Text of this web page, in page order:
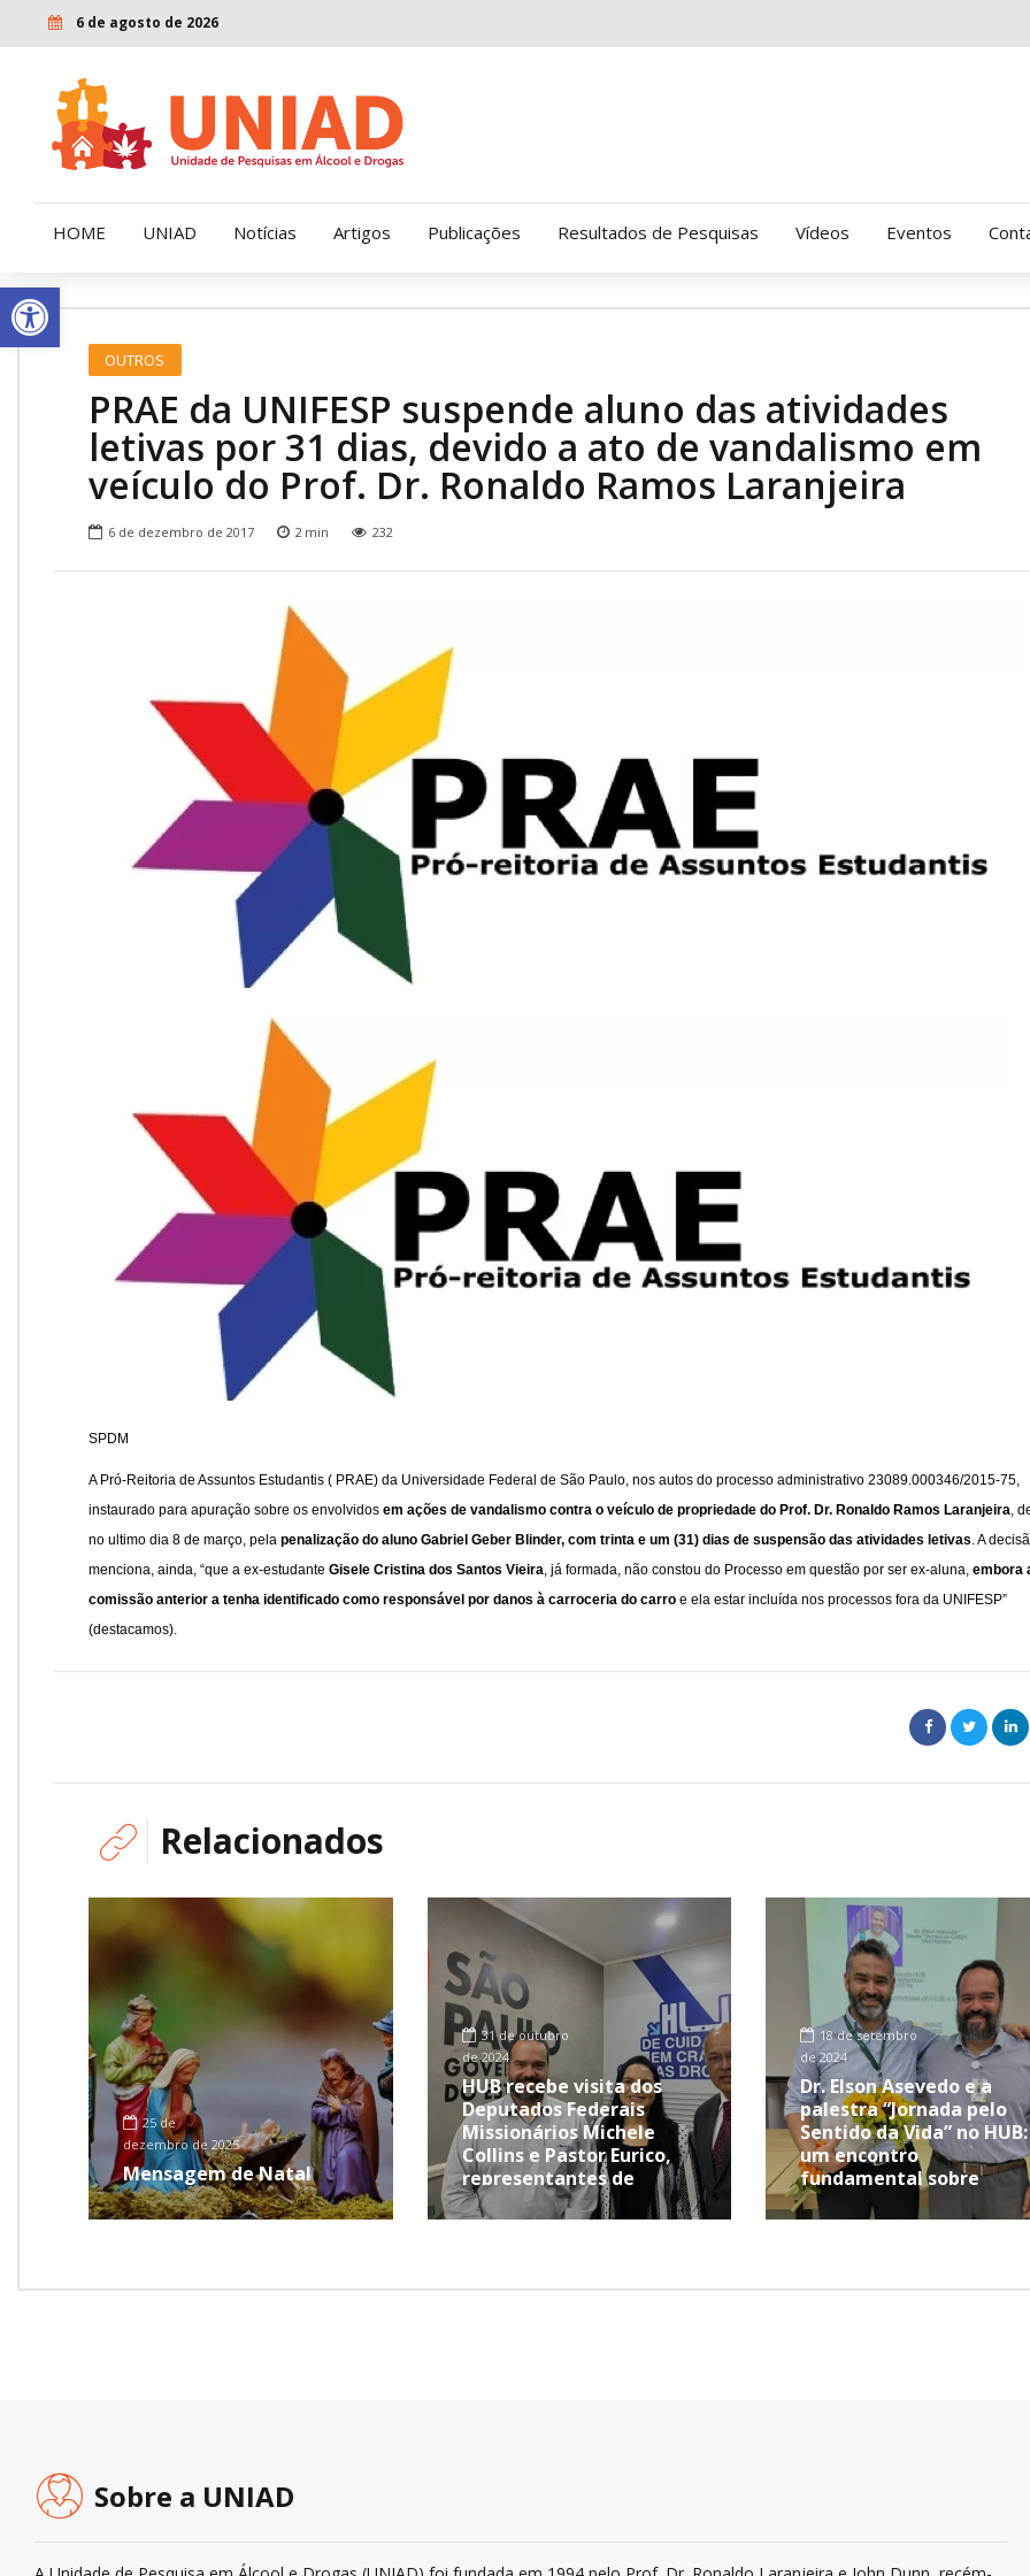
Open toolbar
6 de agosto de 2026
HOME UNIAD
Nossa História
Nossa Missão e Valores
Ronaldo Laranjeira recebe prêmio ISAJE
Amor-Exigente
CRATOD
Notícias Artigos Publicações Resultados de Pesquisas Vídeos Eventos
OUTROS
PRAE da UNIFESP suspende aluno das atividades
letivas por 31 dias, devido a ato de vandalismo em
veículo do Prof. Dr. Ronaldo Ramos Laranjeira
6 de dezembro de 2017 2 min 232
SPDM
A Pró-Reitoria de Assuntos Estudantis ( PRAE) da Universidade Federal de São Paulo, nos autos do processo administrativo 23089.000346/2015-75,
instaurado para apuração sobre os envolvidos em ações de vandalismo contra o veículo de propriedade do Prof. Dr. Ronaldo Ramos Laranjeira,
no ultimo dia 8 de março, pela penalização do aluno Gabriel Geber Blinder, com trinta e um (31) dias de suspensão das atividades letivas. A
menciona, ainda, “que a ex-estudante Gisele Cristina dos Santos Vieira, já formada, não constou do Processo em questão por ser ex-aluna, embora
comissão anterior a tenha identificado como responsável por danos à carroceria do carro e ela estar incluída nos processos fora da UNIFESP”
(destacamos).
Relacionados
25 de
dezembro de 2025
Mensagem de Natal
31 de outubro
de 2024
HUB recebe visita dos
Deputados Federais
Missionários Michele
Collins e Pastor Eurico,
representantes de
Pernambuco
18 de setembro
de 2024
Dr. Elson Asevedo e a
palestra “Jornada pelo
Sentido da Vida” no HUB:
um encontro
fundamental sobre
Prevenção ao Suicídio
Sobre a UNIAD